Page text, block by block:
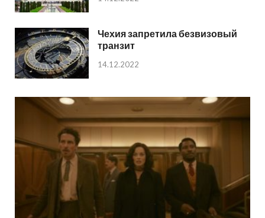
Чехия запретила безвизовый
транзит
14.12.2022